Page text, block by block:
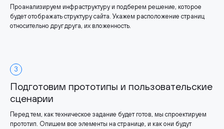
Проанализируем инфраструктуру и подберем решение, которое
будет отображать структуру сайта. Укажем расположение страниц
относительно друг друга, их вложенность.
3
Подготовим прототипы и пользовательские
сценарии
Перед тем, как техническое задание будет готов, мы спроектируем
прототип. Опишем все элементы на странице, и как они будут